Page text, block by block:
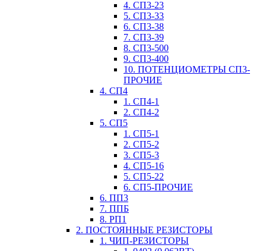
4. СП3-23
5. СП3-33
6. СП3-38
7. СП3-39
8. СП3-500
9. СП3-400
10. ПОТЕНЦИОМЕТРЫ СП3-
ПРОЧИЕ
4. СП4
1. СП4-1
2. СП4-2
5. СП5
1. СП5-1
2. СП5-2
3. СП5-3
4. СП5-16
5. СП5-22
6. СП5-ПРОЧИЕ
6. ПП3
7. ППБ
8. РП1
2. ПОСТОЯННЫЕ РЕЗИСТОРЫ
1. ЧИП-РЕЗИСТОРЫ